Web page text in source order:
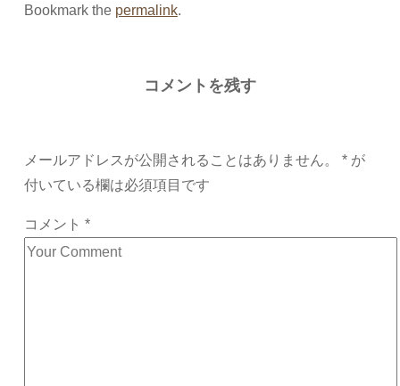
Bookmark the permalink.
コメントを残す
メールアドレスが公開されることはありません。 *が
付いている欄は必須項目です
コメント *